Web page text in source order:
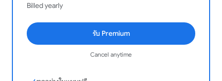
Google Workspace Marketplace
ใช้ง่ายและได้ผลดีในการดูผลลัพธ์ของคุณ การเชื่อมต่อกับ Gmail
Billed yearly
รับ Premium
Cancel anytime